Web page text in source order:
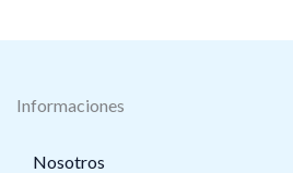
Informaciones
Nosotros